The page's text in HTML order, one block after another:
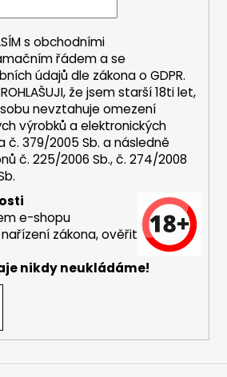
HLEDAT
s obchodními
řádem a se
údajů dle zákona oGDPR.
že jsem starší 18ti let,
nevztahuje omezení
výrobků a elektronických
č. 379/2005 Sb. a následně
č. 225/2006 Sb., č. 274/2008
e-shopu
zákona, ověřit
nikdy neukládáme!